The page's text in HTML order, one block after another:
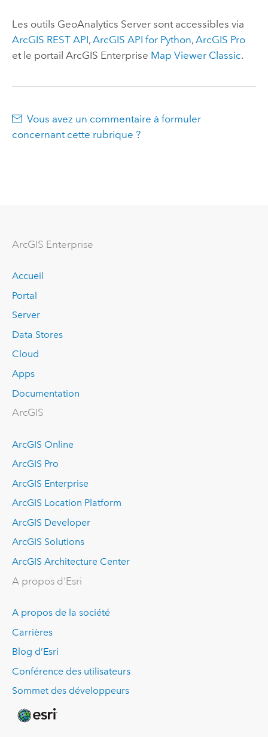
Les outils GeoAnalytics Serversont accessibles via
ArcGIS REST API, ArcGIS API for Python, ArcGIS Pro
et le portail ArcGIS Enterprise Map Viewer Classic.
Vous avez un commentaire à formuler
concernant cette rubrique ?
ArcGIS Enterprise
Accueil
Portal
Server
Data Stores
Cloud
Apps
Documentation
ArcGIS
ArcGIS Online
ArcGIS Pro
ArcGIS Enterprise
ArcGIS Location Platform
ArcGIS Developer
ArcGIS Solutions
ArcGIS Architecture Center
A propos d'Esri
A propos de la société
Carrières
Blog d’Esri
Conférence des utilisateurs
Sommet des développeurs